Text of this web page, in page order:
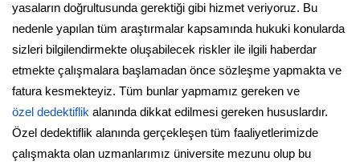
yasaların doğrultusunda gerektiği gibi hizmet veriyoruz. Bu
nedenle yapılan tüm araştırmalar kapsamında hukuki konularda
sizleri bilgilendirmekte oluşabilecek riskler ile ilgili haberdar
etmekte çalışmalara başlamadan önce sözleşme yapmakta ve
fatura kesmekteyiz. Tüm bunlar yapmamız gereken ve
özel dedektiflik alanında dikkat edilmesi gereken hususlardır.
Özel dedektiflik alanında gerçekleşen tüm faaliyetlerimizde
çalışmakta olan uzmanlarımız üniversite mezunu olup bu